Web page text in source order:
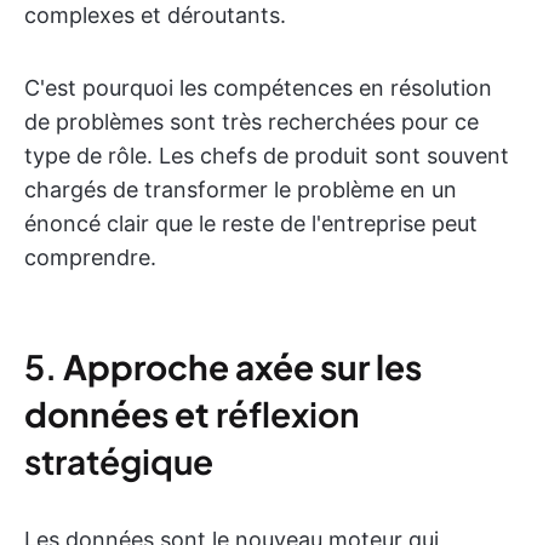
complexes et déroutants.
C'est pourquoi les compétences en résolution
de problèmes sont très recherchées pour ce
type de rôle. Les chefs de produit sont souvent
chargés de transformer le problème en un
énoncé clair que le reste de l'entreprise peut
comprendre.
5. Approche axée sur les
données et réflexion
stratégique
Les données sont le nouveau moteur qui